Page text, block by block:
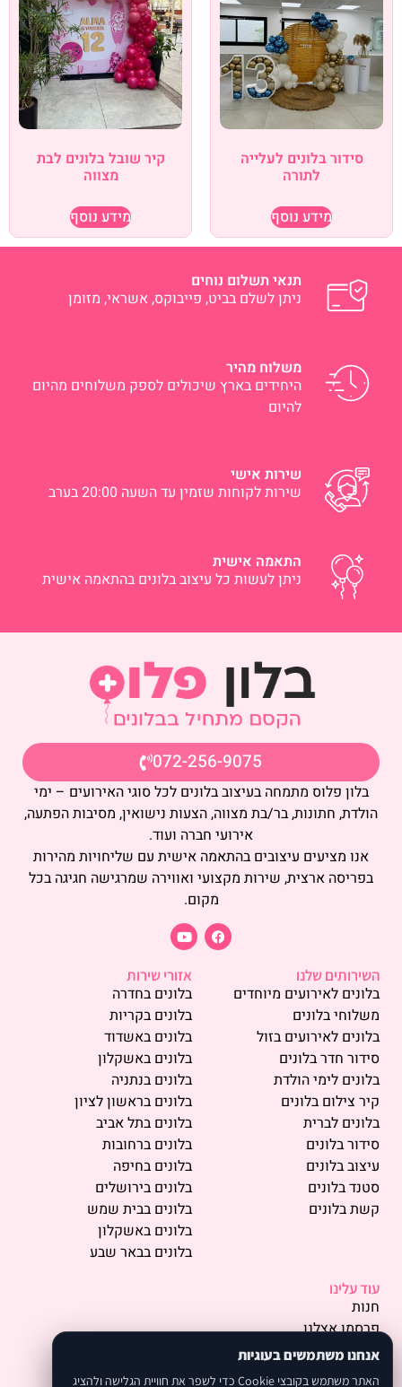
סידור בלונים לעלייה
לתורה
מידע נוסף
קיר שובל בלונים לבת
מצווה
מידע נוסף
תנאי תשלום נוחים
ניתן לשלם בביט, פייבוקס, אשראי, מזומן
משלוח מהיר
היחידים בארץ שיכולים לספק משלוחים מהיום
להיום
שירות אישי
שירות לקוחות שזמין עד השעה 20:00 בערב
התאמה אישית
ניתן לעשות כל עיצוב בלונים בהתאמה אישית
072-256-9075
בלון פלוס מתמחה בעיצוב בלונים לכל סוגי האירועים – ימי
הולדת, חתונות, בר/בת מצווה, הצעות נישואין, מסיבות הפתעה,
אירועי חברה ועוד.
אנו מציעים עיצובים בהתאמה אישית עם שליחויות מהירות
בפריסה ארצית, שירות מקצועי ואווירה שמרגישה חגיגה בכל
מקום.
השירותים שלנו
בלונים לאירועים מיוחדים
משלוחי בלונים
בלונים לאירועים בזול
סידור חדר בלונים
בלונים לימי הולדת
קיר צילום בלונים
בלונים לברית
סידור בלונים
עיצוב בלונים
סטנד בלונים
קשת בלונים
אזורי שירות
בלונים בחדרה
בלונים בקריות
בלונים באשדוד
בלונים באשקלון
בלונים בנתניה
בלונים בראשון לציון
בלונים בתל אביב
בלונים ברחובות
בלונים בחיפה
בלונים בירושלים
בלונים בבית שמש
בלונים באשקלון
בלונים בבאר שבע
עוד עלינו
חנות
פרסמו אצלנו
תמונות
אנחנו משתמשים בעוגיות
האתר משתמש בקובצי Cookie כדי לשפר את חוויית הגלישה ולהציג